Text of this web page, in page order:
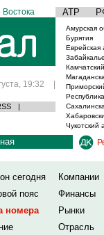
Востока АТР
19:32 |
|
Амурская
Бурятия
Еврейская
Чукотский
сегодня
Компании
пояс
Финансы
номера
Рынки
Отрасль